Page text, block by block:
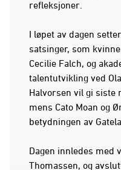
refleksjoner.
I løpet av dagen
satsinger, som
Cecilie Falch, og
talentutvikling ved
Halvorsen vil gi siste
mens Cato Moan og
betydningen av
Dagen innledes med
Thomassen, og